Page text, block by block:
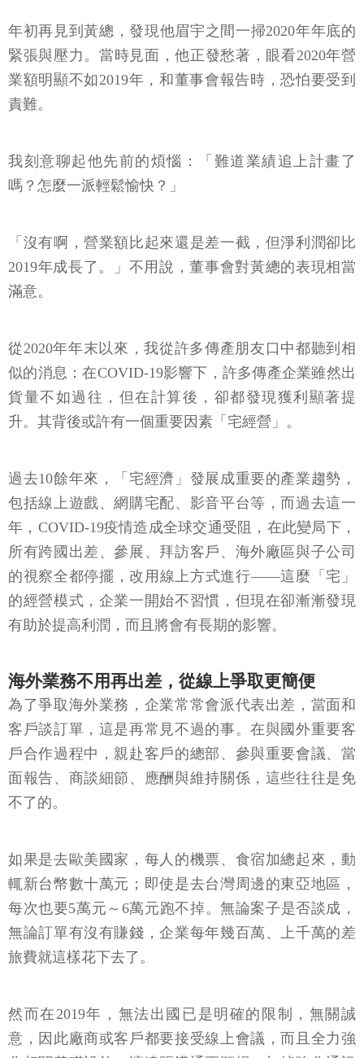
年初再見到黃總，發現他眉宇之間一掃2020年年底的
緊張與壓力。當時見面，他正發愁著，眼看2020年營
業額明顯不如2019年，和董事會報告時，恐怕要受到
責難。
我刻意聊起他先前的煩惱：「難道業績追上計畫了
嗎？怎麼一派輕鬆愉快？」
「沒有啊，營業額比起來還是差一截，但淨利潤卻比
2019年成長了。」不用說，董事會對黃總的表現相當
滿意。
從2020年年末以來，我從許多傳產朋友口中都聽到相
似的消息：在COVID-19影響下，許多傳產企業雖然出
貨量不如過往，但在計算後，卻都發現獲利顯著提
升。其背後或許有一個重要因素「宅經營」。
過去10餘年來，「宅經濟」發展成重要的產業趨勢，
包括線上遊戲、網購宅配、影音平台等，而過去這一
年，COVID-19疫情造成全球交通受阻，在此變局下，
所有跨國出差、參展、拜訪客戶、海外廠區與子公司
的視察全都停擺，改用線上方式進行——這麼「宅」
的經營模式，企業一開始不習慣，但現在卻漸漸發現
有助於提高利潤，而且將會有長期的影響。
海外業務不用再出差，從線上爭取更簡便
為了爭取海外業務，企業常常會派代表出差，當面和
客戶談訂單，這是再常見不過的事。在與國外重要客
戶合作過程中，親赴客戶的總部、參與重要會議、當
面報告、商談細節、應酬與維持關係，這些往往是免
不了的。
如果是去歐美國家，每人的機票、食宿加總起來，動
輒新台幣數十萬元；即使是去台灣周邊的東亞地區，
每次也要5萬元～6萬元跑不掉。無論案子是否談成，
無論訂單有沒有賺錢，企業每年幾百萬、上千萬的差
旅費就這樣花下去了。
然而在2019年，無法出國已是明確的限制，無關誠
意，因此廠商或客戶都要接受線上會議，而且全力強